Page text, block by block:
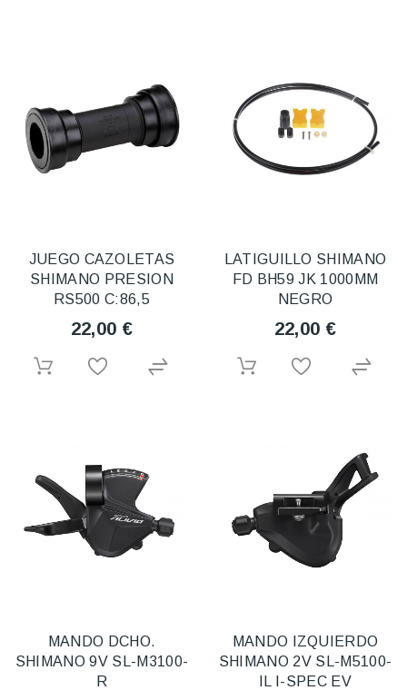
JUEGO CAZOLETAS
SHIMANO PRESION
RS500 C:86,5
22,00 €
LATIGUILLO SHIMANO
FD BH59 JK 1000MM
NEGRO
22,00 €
MANDO DCHO.
SHIMANO 9V SL-M3100-
R
MANDO IZQUIERDO
SHIMANO 2V SL-M5100-
IL I-SPEC EV